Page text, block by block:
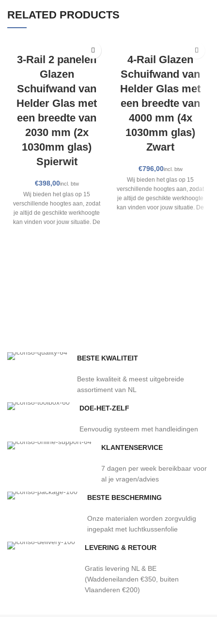
RELATED PRODUCTS
3-Rail 2 panelen
Glazen
Schuifwand van
Helder Glas met
een breedte van
2030 mm (2x
1030mm glas)
Spierwit
€
Wij bieden het glas op 15
verschillende hoogtes aan, zodat
je altijd de geschikte werkhoogte
kan vinden voor jouw situatie. De
4-Rail Glazen
Schuifwand van
Helder Glas met
een breedte van
4000 mm (4x
1030mm glas)
Zwart
€
Wij bieden het glas op 15
verschillende hoogtes aan, zodat
je altijd de geschikte werkhoogte
kan vinden voor jouw situatie. De
BESTE KWALITEIT
Beste kwaliteit & meest uitgebreide
assortiment van NL
DOE-HET-ZELF
Eenvoudig systeem met handleidingen
KLANTENSERVICE
7 dagen per week bereikbaar voor
al je vragen/advies
BESTE BESCHERMING
Onze materialen worden zorgvuldig
ingepakt met luchtkussenfolie
LEVERING & RETOUR
Gratis levering NL & BE
(Waddeneilanden €350, buiten
Vlaanderen €200)